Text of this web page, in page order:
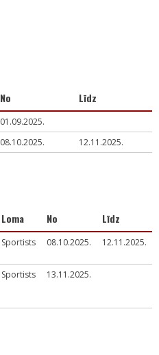
No Līdz
01.09.2025.
08.10.2025. 12.11.2025.
Loma No Līdz
Sportists 08.10.2025. 12.11.2025.
Sportists 13.11.2025.